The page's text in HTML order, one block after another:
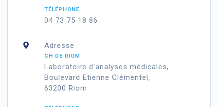
TÉLÉPHONE
04 73 75 18 86
Adresse
CH DE RIOM
Laboratoire d'analyses médicales,
Boulevard Etienne Clémentel,
63200 Riom